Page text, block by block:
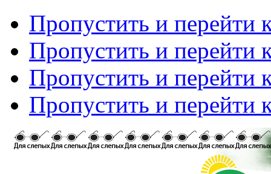
Пропустить и перейти
Пропустить и перейти
Пропустить и перейти
Пропустить и перейти